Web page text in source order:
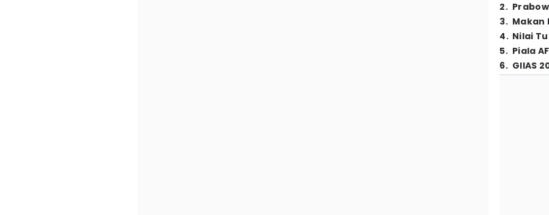
2.
3. Makan
4. Nilai
5. Piala
6. GIIAS